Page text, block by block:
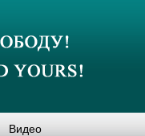
Видео